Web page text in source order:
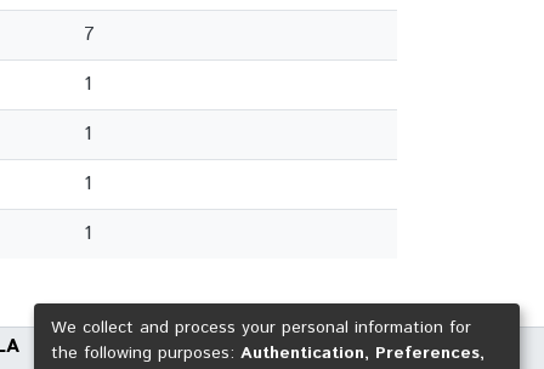
7
1
1
1
1
We collect and process your personal information for
the following purposes: Authentication, Preferences,